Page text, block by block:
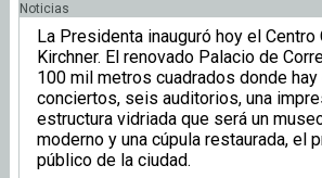
Noticias
La Presidenta inauguró hoy el
Kirchner. El renovado Palacio de
100 mil metros cuadrados donde
conciertos, seis auditorios, una
estructura vidriada que será un
moderno y una cúpula restaurada, el
público de la ciudad.